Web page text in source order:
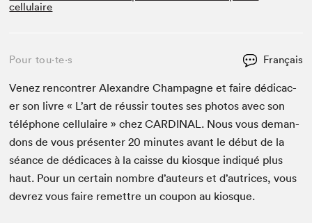
cellulaire
Pour tou⋅te⋅s Français
Venez ren­con­tr­er Alexan­dre Cham­pagne et faire dédi­cac­
er son livre « L’art de réus­sir toutes ses pho­tos avec son
télé­phone cel­lu­laire » chezCAR­DI­NAL. Nous vous deman­
dons de vous présen­ter20 min­utes avant le début de la
séance de dédi­caces à la caisse du kiosque indiqué plus
haut. Pour un cer­tain nom­bre d’auteurs et d’autrices, vous
devrez vous faire remet­tre un coupon au kiosque.